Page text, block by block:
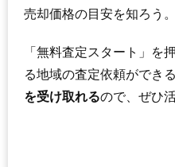
売却価格の目安を知ろう。
「無料査定スタート」を
る地域の査定依頼ができる
を受け取れるので、ぜひ